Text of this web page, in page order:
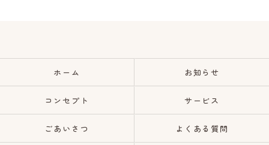
ホーム お知らせ
コンセプト サービス
ごあいさつ よくある質問